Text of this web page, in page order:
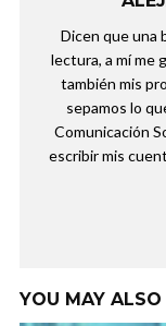
Dicen que una
lectura, a mí me
también mis
sepamos lo
Comunicación
escribir mis
YOU MAY ALSO